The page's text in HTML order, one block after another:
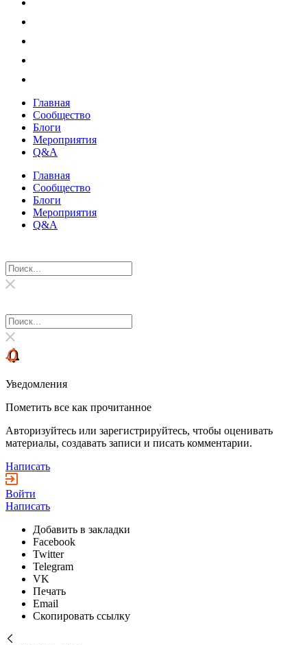
Главная
Сообщество
Блоги
Мероприятия
Q&A
Главная
Сообщество
Блоги
Мероприятия
Q&A
Уведомления
Пометить все как прочитанное
Авторизуйтесь или зарегистрируйтесь, чтобы оценивать
материалы, создавать записи и писать комментарии.
Написать
Войти
Написать
Добавить в закладки
Facebook
Twitter
Telegram
VK
Печать
Email
Скопировать ссылку